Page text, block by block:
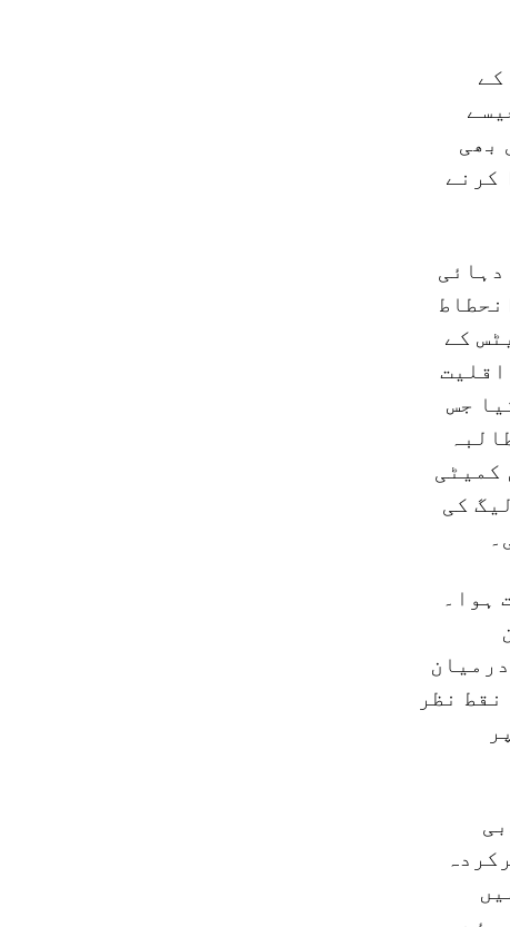
کے
بھی
کرنے
1950 کی دہائی کے وسط اور 1960 کی دہائی
کے
خط جاری کیا جس
کمیٹی
میں ورکرز لیگ کی
ہوا۔
کا حصہ تھا جس نے 1964 اور 1968 کے درمیان
نظر
نے ادا کیا تھا جب آر سی ایل کی 1968 میں